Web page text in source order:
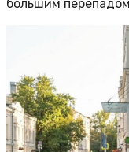
большим